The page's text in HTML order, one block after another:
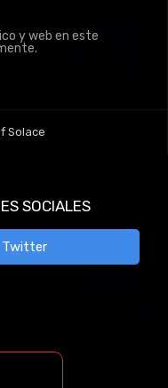
y web en este
Solace
SOCIALES
Twitter